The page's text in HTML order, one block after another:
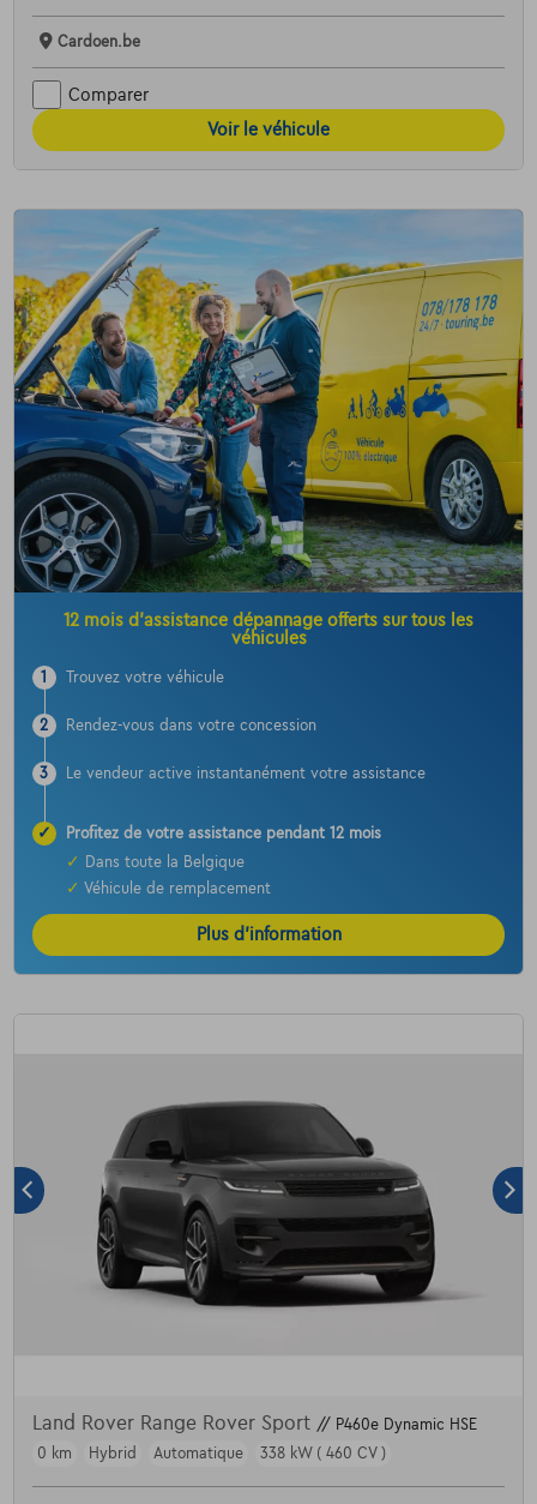
Cardoen.be
Comparer
Voir le véhicule
12 mois d’assistance dépannage offerts sur tous les
véhicules
1 Trouvez votre véhicule
2 Rendez-vous dans votre concession
3 Le vendeur active instantanément votre assistance
✓
Profitez de votre assistance pendant 12 mois
✓
Dans toute la Belgique
✓ Véhicule de remplacement
Plus d’information
Land Rover Range Rover Sport // P460e Dynamic HSE
0 km
Hybrid Automatique 338 kW ( 460 CV )